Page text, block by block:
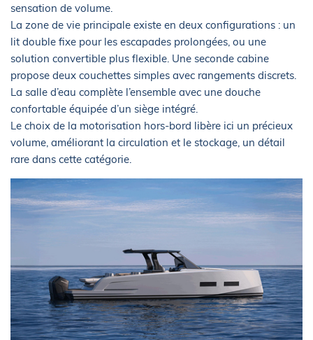
sensation de volume.
La zone de vie principale existe en deux configurations : un
lit double fixe pour les escapades prolongées, ou une
solution convertible plus flexible. Une seconde cabine
propose deux couchettes simples avec rangements discrets.
La salle d’eau complète l’ensemble avec une douche
confortable équipée d’un siège intégré.
Le choix de la motorisation hors-bord libère ici un précieux
volume, améliorant la circulation et le stockage, un détail
rare dans cette catégorie.